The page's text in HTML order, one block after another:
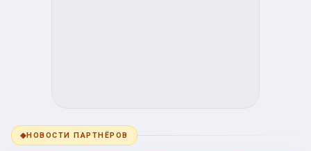
◆НОВОСТИ ПАРТНЁРОВ